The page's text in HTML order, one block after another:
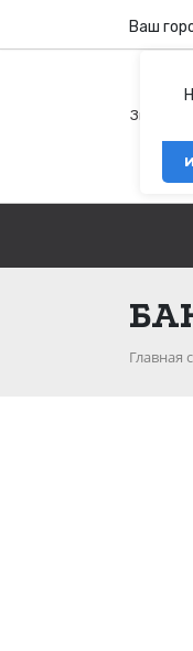
Ваш
+7
Звонок
+7
Главная